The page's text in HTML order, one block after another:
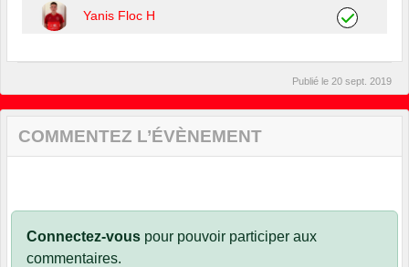
Yanis Floc H
Publié le 20 sept. 2019
COMMENTEZ L’ÉVÈNEMENT
Connectez-vous pour pouvoir participer aux
commentaires.